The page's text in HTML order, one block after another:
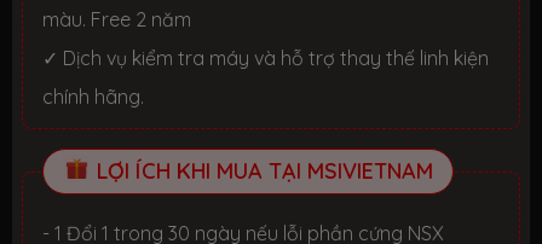
màu. Free 2 năm
✓ Dịch vụ kiểm tra máy và hỗ trợ thay thế linh kiện
chính hãng.
LỢI ÍCH KHI MUA TẠI MSIVIETNAM
- 1 Đổi 1 trong 30 ngày nếu lỗi phần cứng NSX